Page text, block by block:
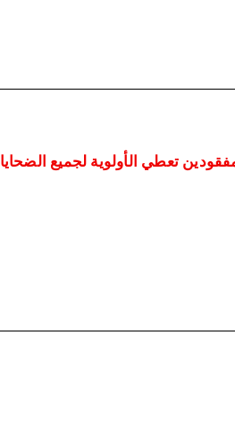
تعطي الأولوية لجميع